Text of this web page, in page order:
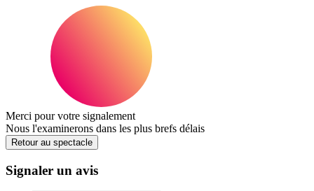
Merci pour votre signalement
Nous l'examinerons dans les plus brefs délais
Retour au spectacle
Signaler un avis